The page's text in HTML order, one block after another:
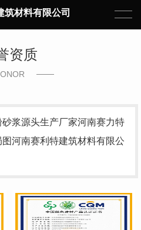
筑材料有限公司
资质
浆源头生产厂家河南赛力特
河南赛利特建筑材料有限公